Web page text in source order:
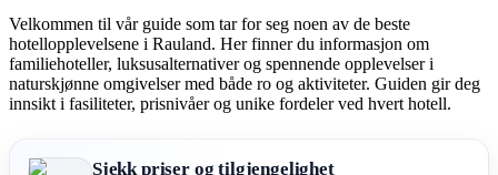
Velkommen til vår guide som tar for seg noen av de beste
hotellopplevelsene i Rauland. Her finner du informasjon om
familiehoteller, luksusalternativer og spennende opplevelser i
naturskjønne omgivelser med både ro og aktiviteter. Guiden gir deg
innsikt i fasiliteter, prisnivåer og unike fordeler ved hvert hotell.
Sjekk priser og tilgjengelighet